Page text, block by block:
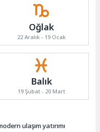
Oğlak
22 Aralık - 19 Ocak
Balık
19 Şubat - 20 Mart
ulaşım yatırımı